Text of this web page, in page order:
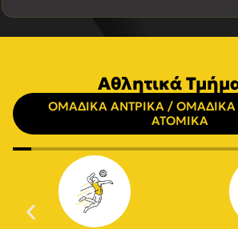
Αθλητικά
ΟΜΑΔΙΚΑ ΑΝΤΡΙΚΑ / ΟΜΑΔΙΚΑ
ΑΤΟΜΙΚΑ